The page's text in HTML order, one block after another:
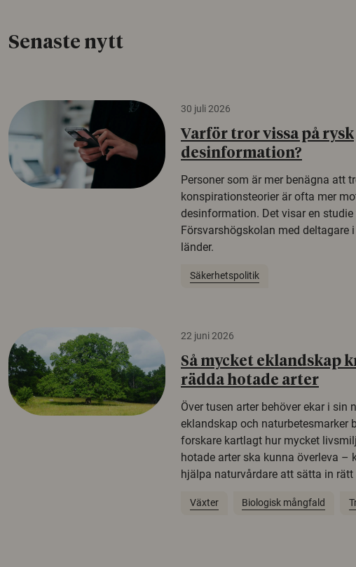
Senaste nytt
30 juli 2026
Varför tror vissa på rysk
desinformation?
Personer som är mer benägna att
konspirationsteorier är ofta mer
desinformation. Det visar en studie
Försvarshögskolan med deltagare
länder.
Säkerhetspolitik
22 juni 2026
Så mycket eklandskap
rädda hotade arter
Över tusen arter behöver ekar i sin
eklandskap och naturbetesmarker
forskare kartlagt hur mycket
hotade arter ska kunna överleva –
hjälpa naturvårdare att sätta in rätt
Växter Biologisk mångfald